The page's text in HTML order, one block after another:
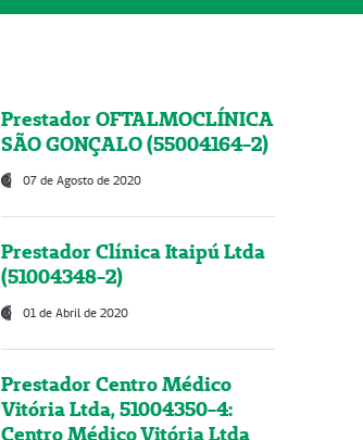
Prestador OFTALMOCLÍNICA
SÃO GONÇALO (55004164-2)
07 de Agosto de 2020
Prestador Clínica Itaipú Ltda
(51004348-2)
01 de Abril de 2020
Prestador Centro Médico
Vitória Ltda, 51004350-4:
Centro Médico Vitória Ltda